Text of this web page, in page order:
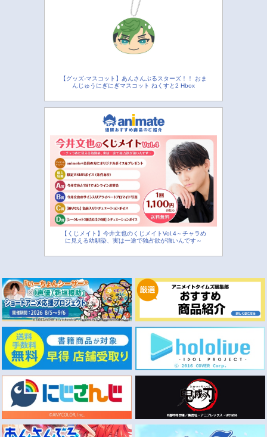
【グッズ-マスコット】あんさんぶるスターズ！！ おま
んじゅうにぎにぎマスコット ねくすと2 Hbox
【くじメイト】今井文也のくじメイトVol.4～チャラめ
に見える幼馴染、実は一途で独占欲が強いんです～